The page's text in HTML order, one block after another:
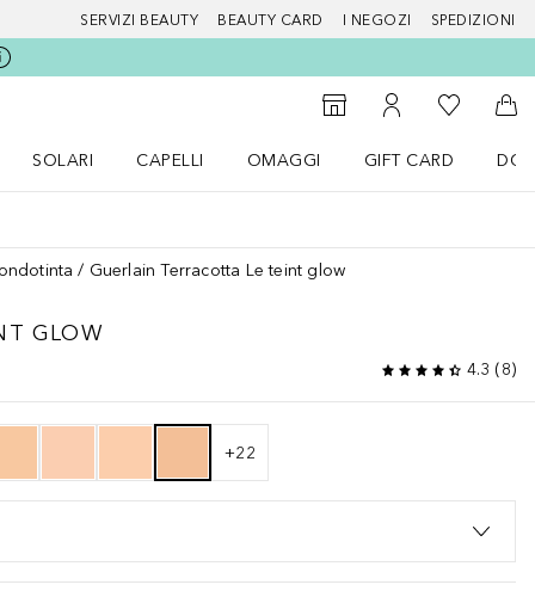
SERVIZI BEAUTY BEAUTY CARD I NEGOZI SPEDIZIONI
StorefinderAl Mio Account
Alla Mia
Al
SOLARI
CAPELLI
OMAGGI
GIFT CARD
Guerlain Terracotta Le teint glow
GLOW
4.3 (8)
+22